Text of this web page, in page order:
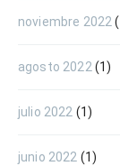
noviembre 2022
agosto 2022(1)
julio 2022 (1)
junio 2022 (1)